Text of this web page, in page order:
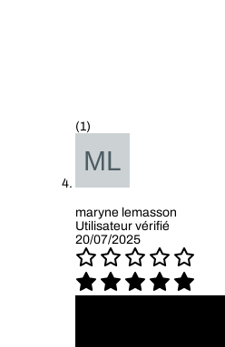
(1)
maryne lemasson
Utilisateur vérifié
20/07/2025